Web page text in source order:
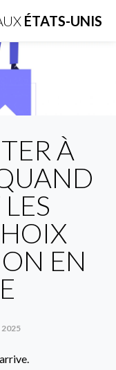
ÉTATS-UNIS
À
EN
2025